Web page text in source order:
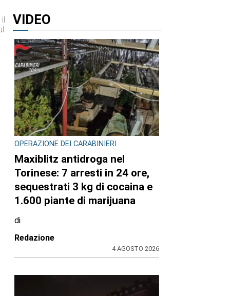
VIDEO
OPERAZIONE DEI CARABINIERI
Maxiblitz antidroga nel
Torinese: 7 arresti in 24 ore,
sequestrati 3 kg di cocaina e
1.600 piante di marijuana
di
Redazione
4 AGOSTO 2026